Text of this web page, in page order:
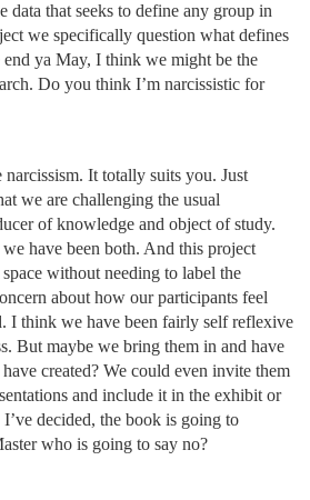
data that seeks to define any group in
we specifically question what defines
ya May, I think we might be the
Do you think I’m narcissistic for
It totally suits you. Just
we are challenging the usual
of knowledge and object of study.
have been both. And this project
without needing to label the
about how our participants feel
I think we have been fairly self reflexive
But maybe we bring them in and have
created? We could even invite them
and include it in the exhibit or
decided, the book is going to
who is going to say no?